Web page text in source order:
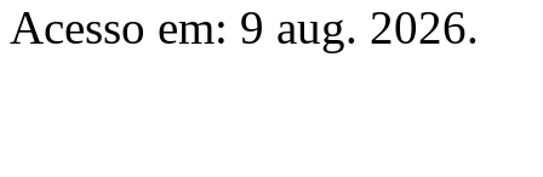
Acesso em: 9 aug. 2026.